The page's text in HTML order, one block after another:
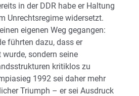
in der DDR habe er Haltung
Unrechtsregime widersetzt.
eigenen Weg gegangen:
führten dazu, dass er
sondern seine
kritiklos zu
1992 sei daher mehr
Triumph – er sei Ausdruck